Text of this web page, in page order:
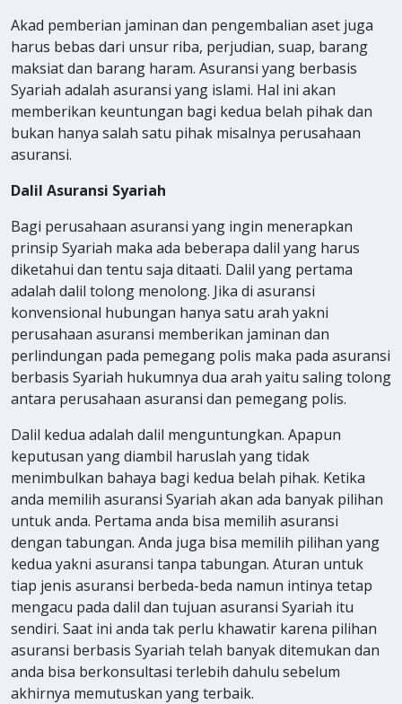
Akad pemberian jaminan dan pengembalian aset juga
harus bebas dari unsur riba, perjudian, suap, barang
maksiat dan barang haram. Asuransi yang berbasis
Syariah adalah asuransi yang islami. Hal ini akan
memberikan keuntungan bagi kedua belah pihak dan
bukan hanya salah satu pihak misalnya perusahaan
asuransi.
Dalil Asuransi Syariah
Bagi perusahaan asuransi yang ingin menerapkan
prinsip Syariah maka ada beberapa dalil yang harus
diketahui dan tentu saja ditaati. Dalil yang pertama
adalah dalil tolong menolong. Jika di asuransi
konvensional hubungan hanya satu arah yakni
perusahaan asuransi memberikan jaminan dan
perlindungan pada pemegang polis maka pada asuransi
berbasis Syariah hukumnya dua arah yaitu saling tolong
antara perusahaan asuransi dan pemegang polis.
Dalil kedua adalah dalil menguntungkan. Apapun
keputusan yang diambil haruslah yang tidak
menimbulkan bahaya bagi kedua belah pihak. Ketika
anda memilih asuransi Syariah akan ada banyak pilihan
untuk anda. Pertama anda bisa memilih asuransi
dengan tabungan. Anda juga bisa memilih pilihan yang
kedua yakni asuransi tanpa tabungan. Aturan untuk
tiap jenis asuransi berbeda-beda namun intinya tetap
mengacu pada dalil dan tujuan asuransi Syariah itu
sendiri. Saat ini anda tak perlu khawatir karena pilihan
asuransi berbasis Syariah telah banyak ditemukan dan
anda bisa berkonsultasi terlebih dahulu sebelum
akhirnya memutuskan yang terbaik.